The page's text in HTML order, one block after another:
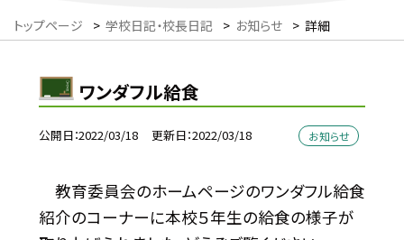
トップページ > 学校日記・校長日記 > お知らせ > 詳細
ワンダフル給食
公開日 2022/03/18 更新日 2022/03/18 お知らせ
教育委員会のホームページのワンダフル給食
紹介のコーナーに本校５年生の給食の様子が